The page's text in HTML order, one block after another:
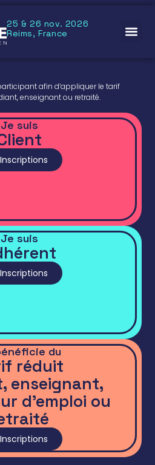
25 & 26 nov. 2026
Reims, France
afin d’appliquer le tarif
enseignant ou retraité.
Je suis
Inscriptions
Je suis
Inscriptions
du
réduit
enseignant,
d'emploi ou
Inscriptions